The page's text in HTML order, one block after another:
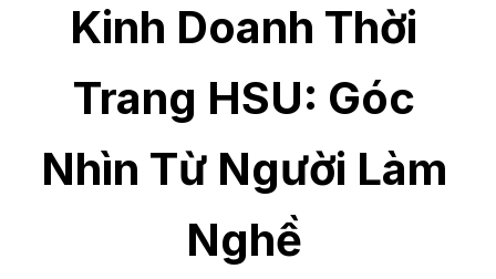
Kinh Doanh Thời
Trang HSU: Góc
Nhìn Từ Người Làm
Nghề